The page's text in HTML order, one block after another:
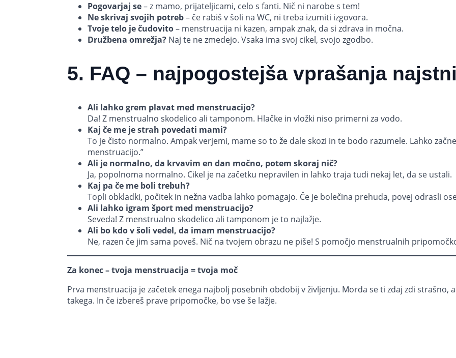
Pogovarjaj se– z mamo, prijateljicami, celo s fanti. Nič ni narobe s tem!
Ne skrivaj svojih potreb– če rabiš v šoli na WC, ni treba izumiti izgovora.
Tvoje telo je čudovito– menstruacija ni kazen, ampak znak, da si zdrava in močna.
Družbena omrežja? Naj te ne zmedejo. Vsaka ima svoj cikel, svojo zgodbo.
5. FAQ – najpogostejša vprašanja
Ali lahko grem plavat med menstruacijo?
Da! Z menstrualno skodelico ali tamponom. Hlačke in vložki niso primerni za vodo.
Kaj če me je strah povedati mami?
To je čisto normalno. Ampak verjemi, mame so to že dale skozi in te bodo razumele. Lahko
menstruacijo.”
Ali je normalno, da krvavim en dan močno, potem skoraj nič?
Ja, popolnoma normalno. Cikel je na začetku nepravilen in lahko traja tudi nekaj let, da se ustali.
Kaj pa če me boli trebuh?
Topli obkladki, počitek in nežna vadba lahko pomagajo. Če je bolečina prehuda, povej odrasli
Ali lahko igram šport med menstruacijo?
Seveda! Z menstrualno skodelico ali tamponom je to najlažje.
Ali bo kdo v šoli vedel, da imam menstruacijo?
Ne, razen če jim sama poveš. Nič na tvojem obrazu ne piše! S pomočjo menstrualnih
Za konec – tvoja menstruacija = tvoja moč
Prva menstruacija je začetek enega najbolj posebnih obdobij v življenju. Morda se ti zdaj zdi strašno,
takega. In če izbereš prave pripomočke, bo vse še lažje.